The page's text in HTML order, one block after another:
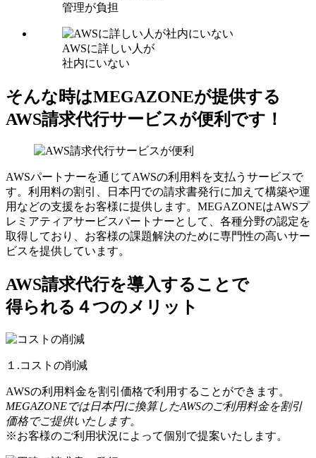
管理が負担
AWSに詳しい人が
社内にいない
そんな時はMEGAZONEが提供する
AWS請求代行サービスが便利です！
AWSパートナーを通じてAWSの利用料を支払うサービスで
す。利用料の割引、日本円での請求書発行に加えて構築や運
用などの支援をお客様に提供します。MEGAZONEはAWSプ
レミアティアサービスパートナーとして、各種分野の認定を
取得しており、お客様の課題解決のために専門性の高いサー
ビスを提供しています。
AWS請求代行を導入することで
得られる４つのメリット
１.コストの削減
AWSの利用料金を割引価格で利用することができます。
MEGAZONEでは日本円に換算したAWSのご利用料金を割引
価格でご提供いたします。
※お客様のご利用状況によって個別で提案いたします。